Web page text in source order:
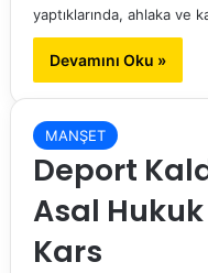
yaptıklarında, ahlaka ve
Devamını Oku »
MANŞET
Deport
Asal
Kars